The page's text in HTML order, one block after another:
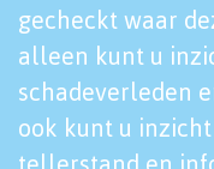
gecheckt waar
alleen kunt u
schadeverleden
ook kunt u